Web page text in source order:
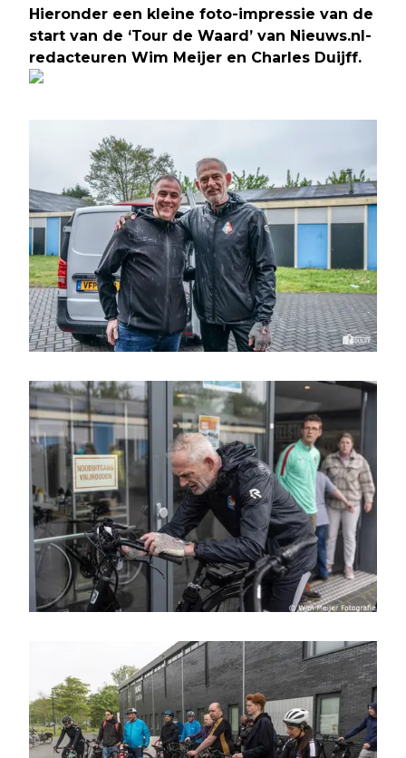
Hieronder een kleine foto-impressie van de
start van de ‘Tour de Waard’ van Nieuws.nl-
redacteuren Wim Meijer en Charles Duijff.